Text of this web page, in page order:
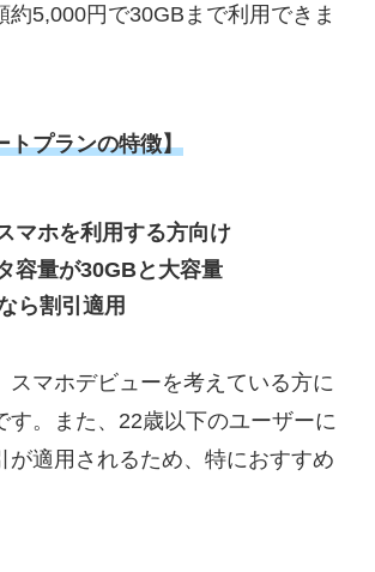
約5,000円で30GBまで利用できま
トプランの特徴】
マホを利用する方向け
容量が30GBと大容量
ら割引適用
スマホデビューを考えている方に
す。また、22歳以下のユーザーに
が適用されるため、特におすすめ